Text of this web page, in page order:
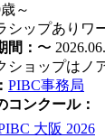
～
シップあり ワ
間 ： 〜
ショップはノ
： PIBC事務局
コンクール：
大阪 2026